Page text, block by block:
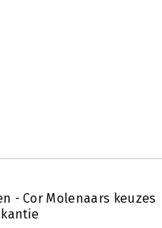
- Cor Molenaars keuzes